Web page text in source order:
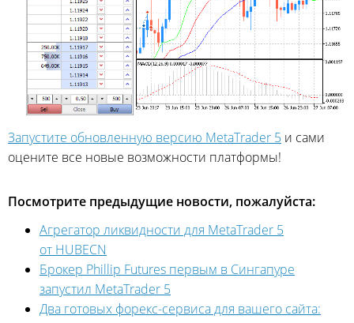
Запустите обновленную версию MetaTrader 5 и сами
оцените все новые возможности платформы!
Посмотрите предыдущие новости, пожалуйста:
Агрегатор ликвидности для MetaTrader 5
от HUBECN
Брокер Phillip Futures первым в Сингапуре
запустил MetaTrader 5
Два готовых форекс-сервиса для вашего сайта: